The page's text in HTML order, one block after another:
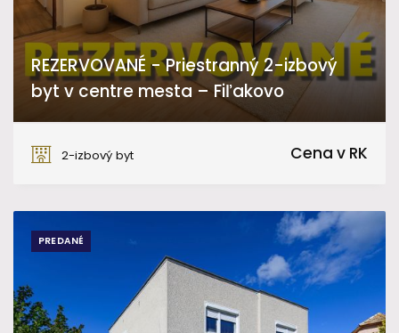
REZERVOVANÉ - Priestranný 2-izbový
byt v centre mesta – Fiľakovo
2-izbový byt
Cena v RK
PREDANÉ